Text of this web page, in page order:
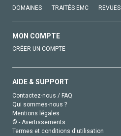
DOMAINES TRAITÉS EMC REVUES
MON COMPTE
CRÉER UN COMPTE
AIDE & SUPPORT
Contactez-nous / FAQ
Qui sommes-nous ?
Mentions légales
© - Avertissements
Termes et conditions d'utilisation